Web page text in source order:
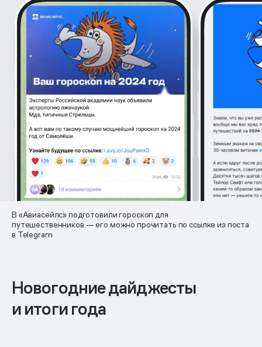
В «Авиасейлс» подготовили гороскоп для
путешественников — его можно прочитать по ссылке из поста
в Telegram
Новогодние дайджесты
и итоги года